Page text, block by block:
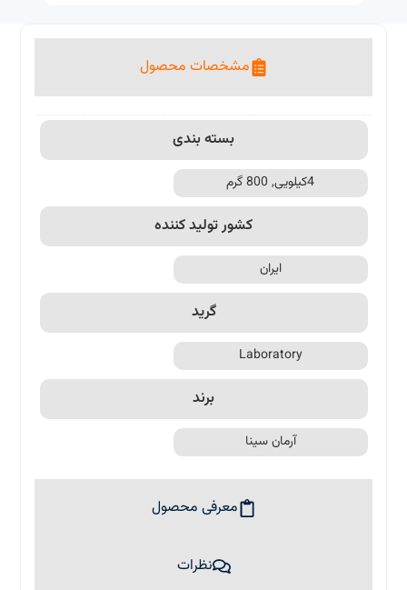
مشخصات محصول
معرفی محصول
نظرات
بسته بندی
4کیلویی, 800 گرم
کشور تولید کننده
ایران
گرید
Laboratory
برند
آرمان سینا